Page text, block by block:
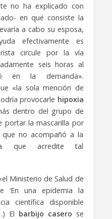
no ha explicado con
en qué consiste la
a cabo su esposa,
efectivamente es
circule por la vía
seis horas al
en la demanda».
«la sola mención de
provocarle hipoxia
dentro del grupo de
portar la mascarilla por
que no acompañó a la
que acredite tal
Ministerio de Salud de
‘En una epidemia la
científica disponible
El barbijo casero se